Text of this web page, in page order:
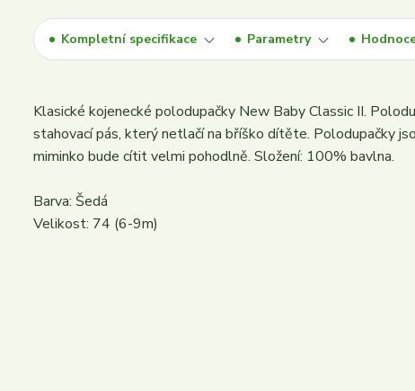
Kompletní specifikace Parametry
Klasické kojenecké polodupačky New Baby Classic II.
stahovací pás, který netlačí na bříško dítěte. Polodupačky
miminko bude cítit velmi pohodlně. Složení: 100% bavlna.
Barva: Šedá
Velikost: 74 (6-9m)